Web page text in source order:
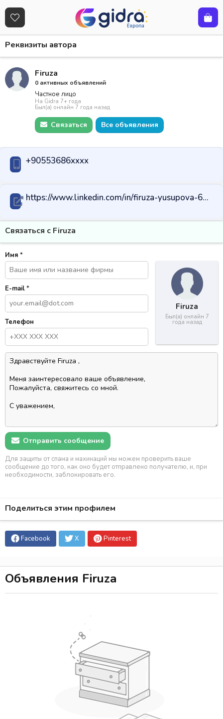
Реквизиты автора
Firuza
0 активных объявлений
Частное лицо
На Gidra 7+ года
Был(а) онлайн 7 года назад
Связаться Все объявления
+90553686xxxx
https://www.linkedin.com/in/firuza-yusupova-65b06582/
Связаться с Firuza
Firuza
Был(а) онлайн 7
года назад
Имя *
E-mail*
Телефон
Отправить сообщение
Для защиты от спама и махинаций мы можем проверить ваше
сообщение до того, как оно будет отправлено получателю, и, при
необходимости, заблокировать его.
Поделиться этим профилем
Facebook X Pinterest
Объявления Firuza